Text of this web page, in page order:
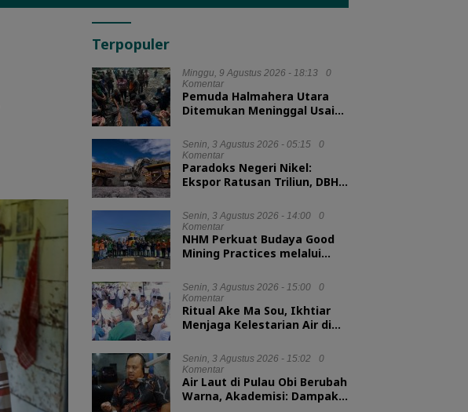
Terpopuler
Minggu, 9 Agustus 2026 - 18:13
0
Komentar
Pemuda Halmahera Utara
Ditemukan Meninggal Usai
Jembatan Alam
Senin, 3 Agustus 2026 - 05:15
0
Komentar
Paradoks Negeri Nikel:
Ekspor Ratusan Triliun, DBH
Senin, 3 Agustus 2026 - 14:00
0
Komentar
NHM Perkuat Budaya Good
Mining Practices melalui
Senin, 3 Agustus 2026 - 15:00
0
Komentar
Ritual Ake Ma Sou, Ikhtiar
Menjaga Kelestarian Air di
Senin, 3 Agustus 2026 - 15:02
0
Komentar
Air Laut di Pulau Obi Berubah
Warna, Akademisi: Dampak